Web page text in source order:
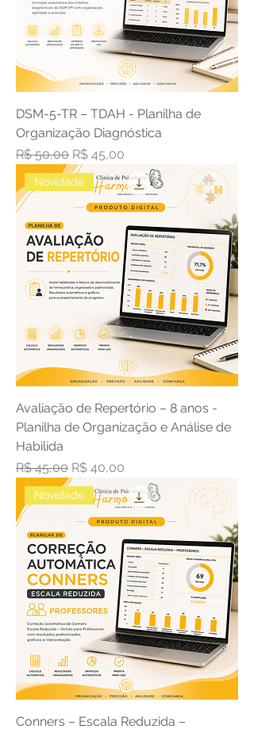
DSM-5-TR – TDAH - Planilha de
Organização Diagnóstica
Preço normal
R$ 50,00 Preço promocional
R$ 45,00
Novidade
Avaliação de Repertório – 8 anos -
Planilha de Organização e Análise de
Habilida
Preço normal
R$ 45,00 Preço promocional
R$ 40,00
Novidade
Conners – Escala Reduzida –